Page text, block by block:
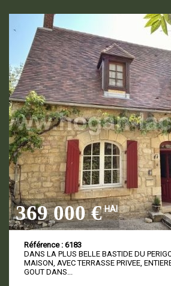
369 000 € HAI
Référence : 6183
DANS LA PLUS BELLE BASTIDE DU
MAISON, AVEC TERRASSE PRIVEE,
GOUT DANS...